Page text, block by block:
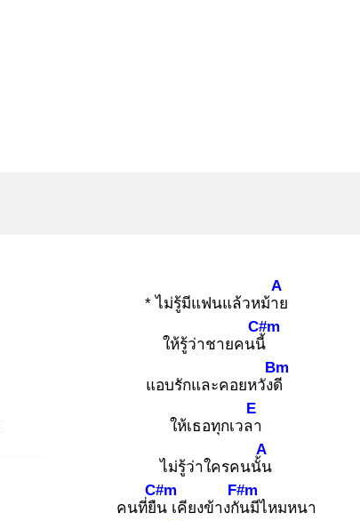
* ไม่รู้มีแฟนแล้วหม้าย
A
ให้รู้ว่าชายคนนี้
C#m
แอบรักและคอยหวังดี
Bm
ให้เธอทุกเวลา
E
ไม่รู้ว่าใครคนนั้น
A
คนที่ยืน
C#m
เคียงข้างกัน
F#m
มีไหมหนา